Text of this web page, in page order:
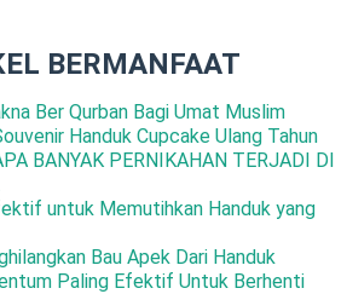
BERMANFAAT
Ber Qurban Bagi Umat Muslim
Handuk Cupcake Ulang Tahun
BANYAK PERNIKAHAN TERJADI DI
untuk Memutihkan Handuk yang
Bau Apek Dari Handuk
Paling Efektif Untuk Berhenti